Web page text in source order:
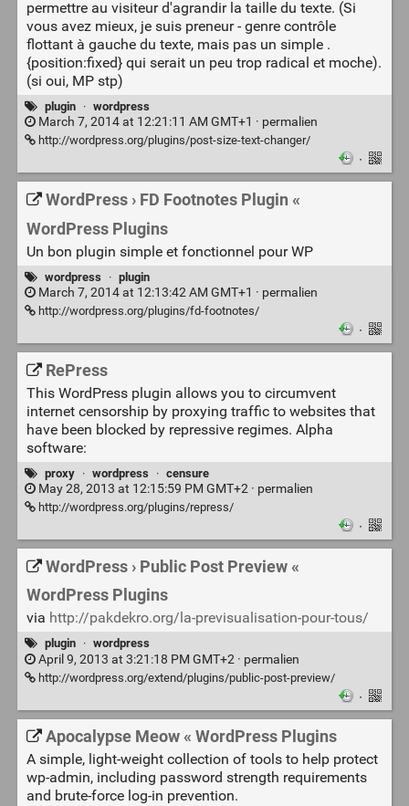
permettre au visiteur d'agrandir la taille du texte. (Si
vous avez mieux, je suis preneur - genre contrôle
flottant à gauche du texte, mais pas un simple .
{position:fixed} qui serait un peu trop radical et moche).
(si oui, MP stp)
plugin · wordpress
March 7, 2014 at 12:21:11 AM GMT+1 · permalien
http://wordpress.org/plugins/post-size-text-changer/
·
WordPress › FD Footnotes Plugin «
WordPress Plugins
Un bon plugin simple et fonctionnel pour WP
wordpress · plugin
March 7, 2014 at 12:13:42 AM GMT+1 · permalien
http://wordpress.org/plugins/fd-footnotes/
·
RePress
This WordPress plugin allows you to circumvent
internet censorship by proxying traffic to websites that
have been blocked by repressive regimes. Alpha
software:
proxy · wordpress · censure
May 28, 2013 at 12:15:59 PM GMT+2 · permalien
http://wordpress.org/plugins/repress/
·
WordPress › Public Post Preview «
WordPress Plugins
via http://pakdekro.org/la-previsualisation-pour-tous/
plugin · wordpress
April 9, 2013 at 3:21:18 PM GMT+2 · permalien
http://wordpress.org/extend/plugins/public-post-preview/
·
Apocalypse Meow « WordPress Plugins
A simple, light-weight collection of tools to help protect
wp-admin, including password strength requirements
and brute-force log-in prevention.